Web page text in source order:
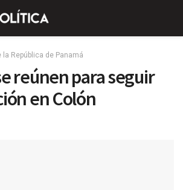
la República de Panamá
reúnen para seguir
en Colón